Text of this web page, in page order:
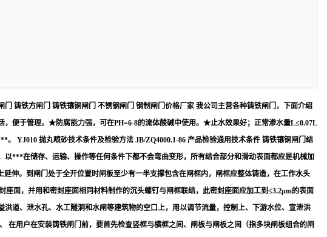
铸铁方闸门 铸铁镶铜闸门 不锈钢闸门 钢制闸门价格厂家 我公司主营各种铸铁闸门，下面介绍
便于管理。★防腐能力强，可在PH=6-8的流体酸碱中使用。★止水效果好；正常渗水量L≤0.07L
YJ010 抛丸喷砂技术条件及检验方法 JB/ZQ4000.1-86 产品检验通用技术条件 铸铁镶铜闸门结
***在储存、运输、操作等任何条件下都不会弯曲变形，所有结合部分和滑动表面都应是机械加
伸。到闸门处于全开位置时闸板至少有一半支撑包含在闸框内，闸框应整体铸造，在工作水头
面，并用和密封座面相同材料制作的沉头螺钉与闸框联结，此密封座面应加工到≤3.2μm的表面
道、泄水孔、水工隧洞和水闸等建筑物的空口上，用以调节流量，控制上、下游水位、宣泄洪
用户在安装铸铁闸门前，要首先检查竖框与横框之间、闸板与闸板之间（指多块闸板组合的闸